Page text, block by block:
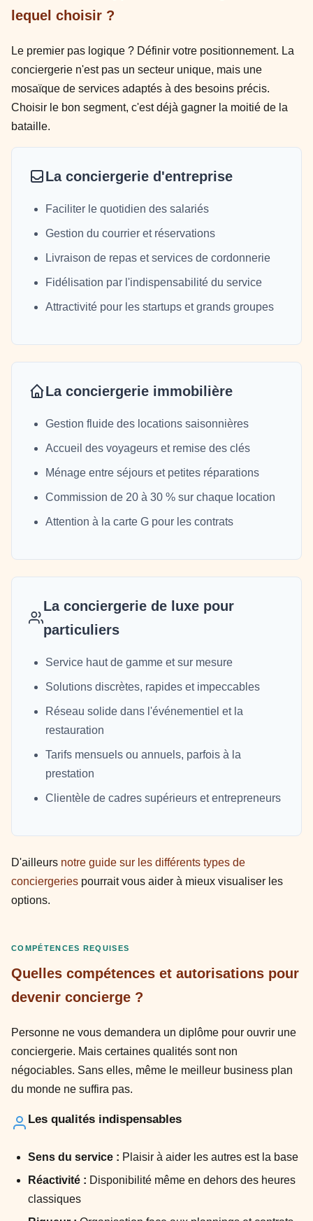
lequel choisir ?
Le premier pas logique ? Définir votre positionnement. La
conciergerie n'est pas un secteur unique, mais une
mosaïque de services adaptés à des besoins précis.
Choisir le bon segment, c'est déjà gagner la moitié de la
bataille.
La conciergerie d'entreprise
Faciliter le quotidien des salariés
Gestion du courrier et réservations
Livraison de repas et services de cordonnerie
Fidélisation par l'indispensabilité du service
Attractivité pour les startups et grands groupes
La conciergerie immobilière
Gestion fluide des locations saisonnières
Accueil des voyageurs et remise des clés
Ménage entre séjours et petites réparations
Commission de 20 à 30 % sur chaque location
Attention à la carte G pour les contrats
La conciergerie de luxe pour
particuliers
Service haut de gamme et sur mesure
Solutions discrètes, rapides et impeccables
Réseau solide dans l'événementiel et la
restauration
Tarifs mensuels ou annuels, parfois à la
prestation
Clientèle de cadres supérieurs et entrepreneurs
D'ailleurs notre guide sur les différents types de
conciergeries pourrait vous aider à mieux visualiser les
options.
COMPÉTENCES REQUISES
Quelles compétences et autorisations pour
devenir concierge ?
Personne ne vous demandera un diplôme pour ouvrir une
conciergerie. Mais certaines qualités sont non
négociables. Sans elles, même le meilleur business plan
du monde ne suffira pas.
Les qualités indispensables
Sens du service : Plaisir à aider les autres est la base
Réactivité : Disponibilité même en dehors des heures
classiques